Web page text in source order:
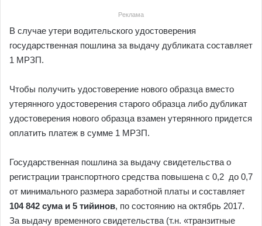
Реклама
В случае утери водительского удостоверения
государственная пошлина за выдачу дубликата составляет
1 МРЗП.
Чтобы получить удостоверение нового образца вместо
утерянного удостоверения старого образца либо дубликат
удостоверения нового образца взамен утерянного придется
оплатить платеж в сумме 1 МРЗП.
Государственная пошлина за выдачу свидетельства о
регистрации транспортного средства повышена с 0,2 до 0,7
от минимального размера заработной платы и составляет
104 842 сума и 5 тийинов, по состоянию на октябрь 2017.
За выдачу временного свидетельства (т.н. «транзитные